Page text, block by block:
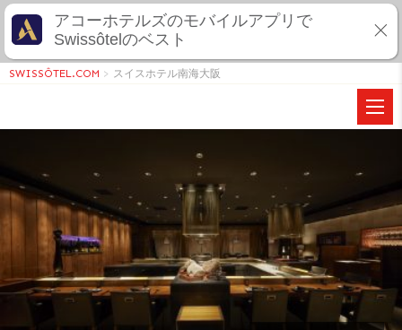
SWISSÔTEL.COM > スイスホテル南海大阪
アコーホテルズのモバイルアプリで
Swissôtelのベスト